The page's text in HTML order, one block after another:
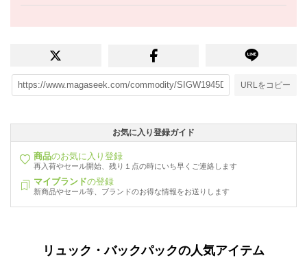
URLをコピー
お気に入り登録ガイド
商品のお気に入り登録
再入荷やセール開始、残り１点の時にいち早くご連絡します
マイブランドの登録
新商品やセール等、ブランドのお得な情報をお送りします
リュック・バックパックの人気アイテム